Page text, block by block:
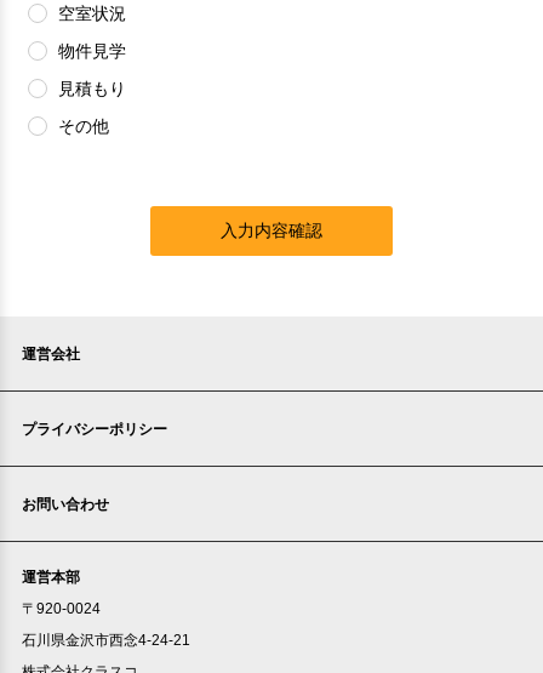
空室状況
物件見学
見積もり
その他
入力内容確認
運営会社
プライバシーポリシー
お問い合わせ
運営本部
〒920-0024
石川県金沢市西念4-24-21